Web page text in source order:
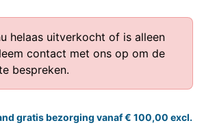
helaas uitverkocht of is alleen
contact met ons op om de
bespreken.
gratis bezorging vanaf € 100,00 excl.